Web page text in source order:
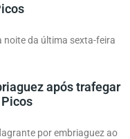
noite da última sexta-feira
após trafegar
por embriaguez ao